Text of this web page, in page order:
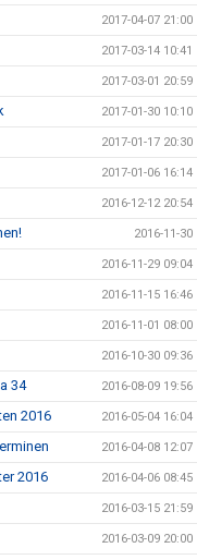
2017-04-07 21:00
2017-03-14 10:41
2017-03-01 20:59
2017-01-30 10:10
2017-01-17 20:30
2017-01-06 16:14
2016-12-12 20:54
2016-11-30
2016-11-29 09:04
2016-11-15 16:46
2016-11-01 08:00
2016-10-30 09:36
34 2016-08-09 19:56
2016 2016-05-04 16:04
2016-04-08 12:07
2016 2016-04-06 08:45
2016-03-15 21:59
2016-03-09 20:00